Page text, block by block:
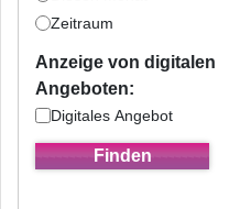
Zeitraum
Anzeige von digitalen
Angeboten:
Digitales Angebot